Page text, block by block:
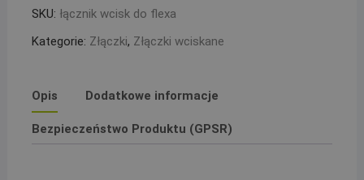
SPX
Rain
SKU: łącznik wcisk do flexa
Kategorie: Złączki, Złączki wciskane
Opis Dodatkowe informacje
Bezpieczeństwo Produktu (GPSR)